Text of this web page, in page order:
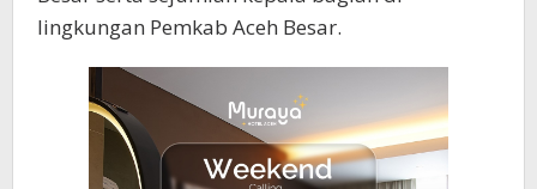
lingkungan Pemkab Aceh Besar.